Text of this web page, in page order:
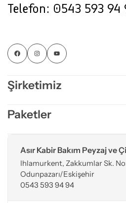
Telefon: 0543 593 94
Şirketimiz
Paketler
Asır Kabir Bakım Peyzaj ve
Ihlamurkent, Zakkumlar Sk.
Odunpazarı/Eskişehir
0543 593 94 94